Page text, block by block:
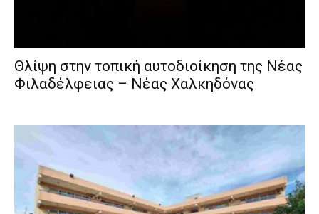
Θλίψη στην τοπική αυτοδιοίκηση της Νέας
Φιλαδέλφειας – Νέας Χαλκηδόνας